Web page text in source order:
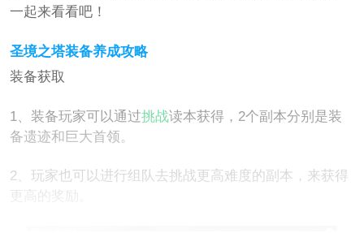
一起来看看吧！
圣境之塔装备养成攻略
装备获取
1、装备玩家可以通过挑战读本获得，2个副本分别是装
备遗迹和巨大首领。
2、玩家也可以进行组队去挑战更高难度的副本，来获得
更高的奖励。